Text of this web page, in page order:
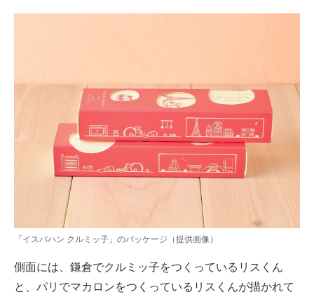
「イスパハン クルミッ子」のパッケージ（提供画像）
側面には、鎌倉でクルミッ子をつくっているリスくん
と、パリでマカロンをつくっているリスくんが描かれて